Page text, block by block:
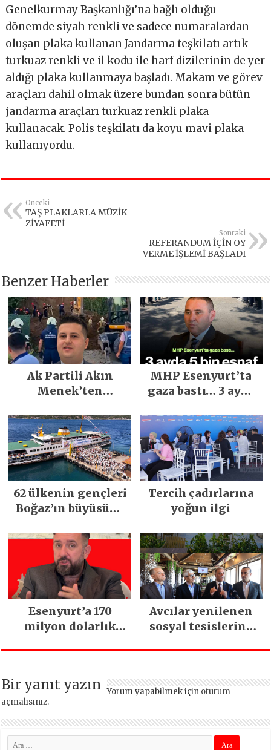
Genelkurmay Başkanlığı’na bağlı olduğu
dönemde siyah renkli ve sadece numaralardan
oluşan plaka kullanan Jandarma teşkilatı artık
turkuaz renkli ve il kodu ile harf dizilerinin de yer
aldığı plaka kullanmaya başladı. Makam ve görev
araçları dahil olmak üzere bundan sonra bütün
jandarma araçları turkuaz renkli plaka
kullanacak. Polis teşkilatı da koyu mavi plaka
kullanıyordu.
Önceki
TAŞ PLAKLARLA MÜZİK
ZİYAFETİ
Sonraki
REFERANDUM İÇİN OY
VERME İŞLEMİ BAŞLADI
Benzer Haberler
Ak Partili Akın
Menek’ten
heyelan sonrası
kritik uyarı
MHP Esenyurt’ta
gaza bastı… 3 ayda
edildi
62 ülkenin gençleri
Boğaz’ın büyüsüne
Tercih çadırlarına
yoğun ilgi
Esenyurt’a 170
milyon dolarlık
İstanbul’un tek
Avcılar yenilenen
sosyal tesislerine
Bir yanıt yazın Yorum yapabilmek için oturum
açmalısınız.